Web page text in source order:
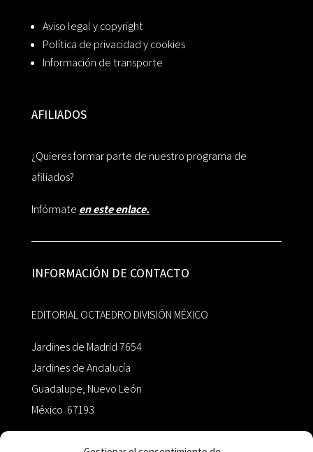
Aviso legal y copyright
Política de privacidad y cookies
Información de transporte
AFILIADOS
¿Quieres formar parte de nuestro programa de
afiliados?
Infórmate en este enlace.
INFORMACIÓN DE CONTACTO
EDITORIAL OCTAEDRO DIVISIÓN MÉXICO
Jardines de Madrid 7654
Jardines de Andalucía
Guadalupe, Nuevo León
México 67193